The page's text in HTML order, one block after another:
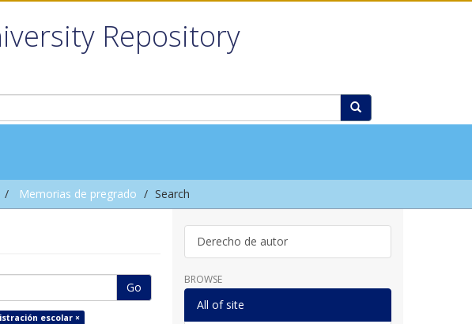
Repository
Memorias de pregrado Search
Go
escolar ×
Derecho de autor
BROWSE
All of site